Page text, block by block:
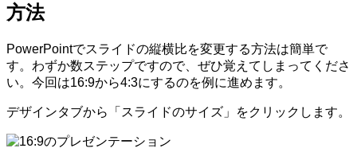
方法
PowerPointでスライドの縦横比を変更する方法は簡単で
す。わずか数ステップですので、ぜひ覚えてしまってくださ
い。今回は16:9から4:3にするのを例に進めます。
デザインタブから「スライドのサイズ」をクリックします。